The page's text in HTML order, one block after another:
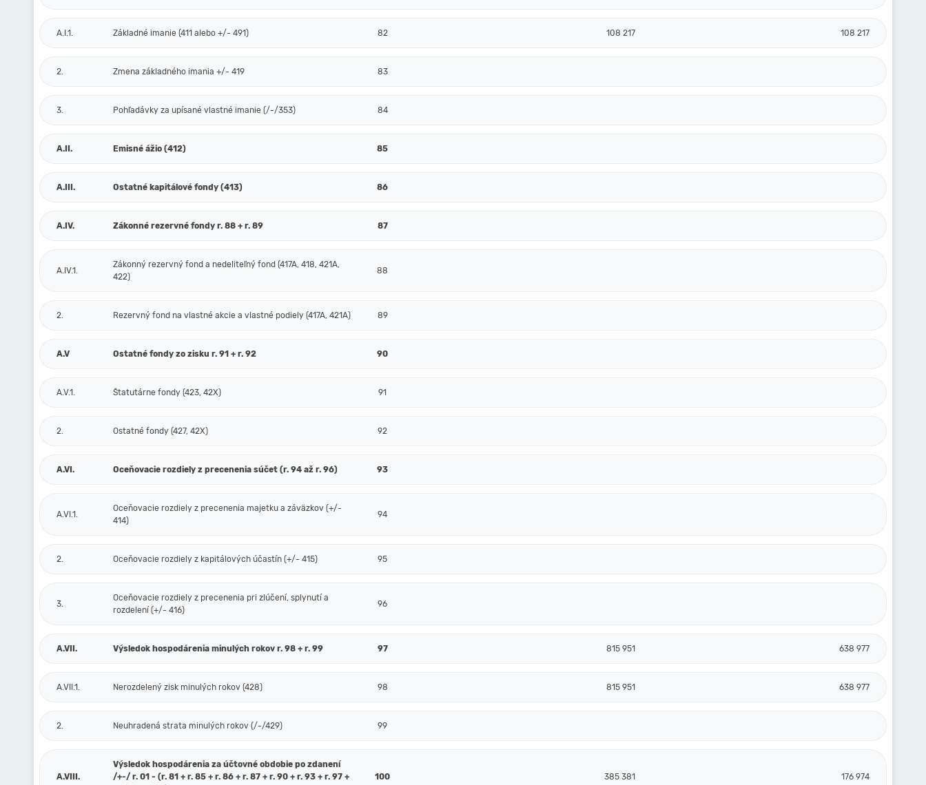
A.I.1. Základné imanie (411 alebo +/- 491) 82 108 217 108 217
2. Zmena základného imania +/- 419 83
3. Pohľadávky za upísané vlastné imanie (/-/353) 84
A.II. Emisné ážio (412) 85
A.III. Ostatné kapitálové fondy (413) 86
A.IV. Zákonné rezervné fondy r. 88 + r. 89 87
A.IV.1.
Zákonný rezervný fond a nedeliteľný fond (417A, 418, 421A,
422)
88
2. Rezervný fond na vlastné akcie a vlastné podiely (417A, 421A) 89
A.V Ostatné fondy zo zisku r. 91 + r. 92 90
A.V.1. Štatutárne fondy (423, 42X) 91
2. Ostatné fondy (427, 42X) 92
A.VI. Oceňovacie rozdiely z precenenia súčet (r. 94 až r. 96) 93
A.VI.1.
Oceňovacie rozdiely z precenenia majetku a záväzkov (+/-
414)
94
2. Oceňovacie rozdiely z kapitálových účastín (+/- 415) 95
3.
Oceňovacie rozdiely z precenenia pri zlúčení, splynutí a
rozdelení (+/- 416)
96
A.VII. Výsledok hospodárenia minulých rokov r. 98 + r. 99 97 815 951 638 977
A.VII.1. Nerozdelený zisk minulých rokov (428) 98 815 951 638 977
2. Neuhradená strata minulých rokov (/-/429) 99
A.VIII.
Výsledok hospodárenia za účtovné obdobie po zdanení
/+-/ r. 01 - (r. 81 + r. 85 + r. 86 + r. 87 + r. 90 + r. 93 + r. 97 +
100 385 381 176 974